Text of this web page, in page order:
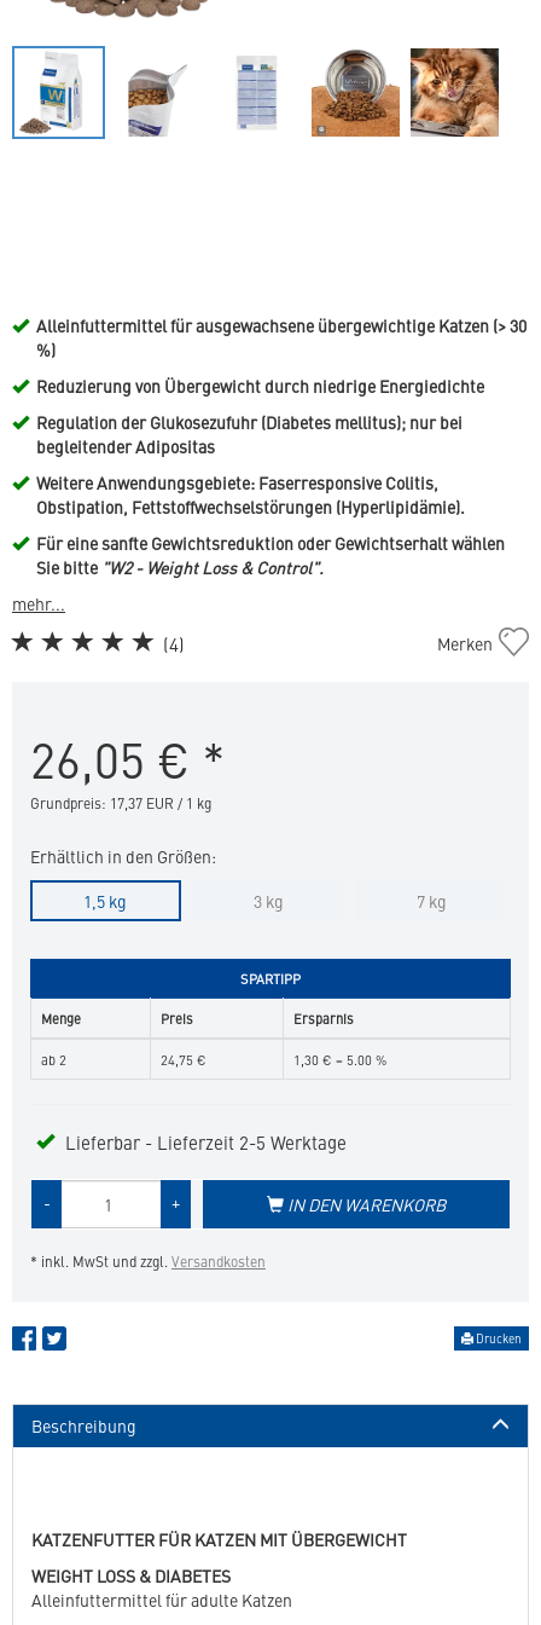
Alleinfuttermittel für ausgewachsene übergewichtige Katzen (> 30
%)
Reduzierung von Übergewicht durch niedrige Energiedichte
Regulation der Glukosezufuhr (Diabetes mellitus); nur bei
begleitender Adipositas
Weitere Anwendungsgebiete: Faserresponsive Colitis,
Obstipation, Fettstoffwechselstörungen (Hyperlipidämie).
Für eine sanfte Gewichtsreduktion oder Gewichtserhalt wählen
Sie bitte "W2 - Weight Loss & Control".
mehr...
(4)
Cat
Merken
26,05 € *
Grundpreis: 17,37 EUR / 1 kg
Erhältlich in den Größen:
1,5 kg
3 kg 7 kg
SPARTIPP
Menge Preis Ersparnis
ab 2 24,75 € 1,30 € = 5.00 %
Lieferbar - Lieferzeit 2-5 Werktage
+
- IN DEN WARENKORB
* inkl. MwSt und zzgl.Versandkosten
Drucken
Beschreibung
KATZENFUTTER FÜR KATZEN MIT ÜBERGEWICHT
WEIGHT LOSS & DIABETES
Alleinfuttermittel für adulte Katzen